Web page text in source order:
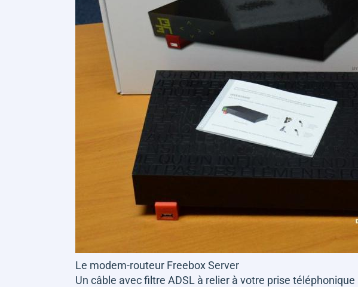
Le modem-routeur Freebox Server
Un câble avec filtre ADSL à relier à votre prise téléphonique